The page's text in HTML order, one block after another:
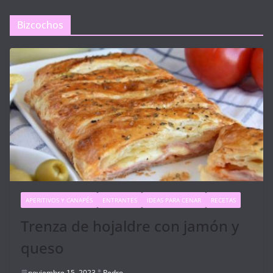
Bizcochos
APERITIVOS Y CANAPÉS ENTRANTES IDEAS PARA CENAR RECETAS
Trenza de hojaldre con jamón y
queso